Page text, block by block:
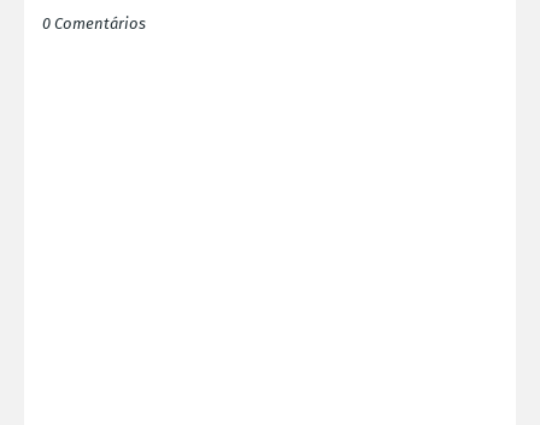
0 Comentários